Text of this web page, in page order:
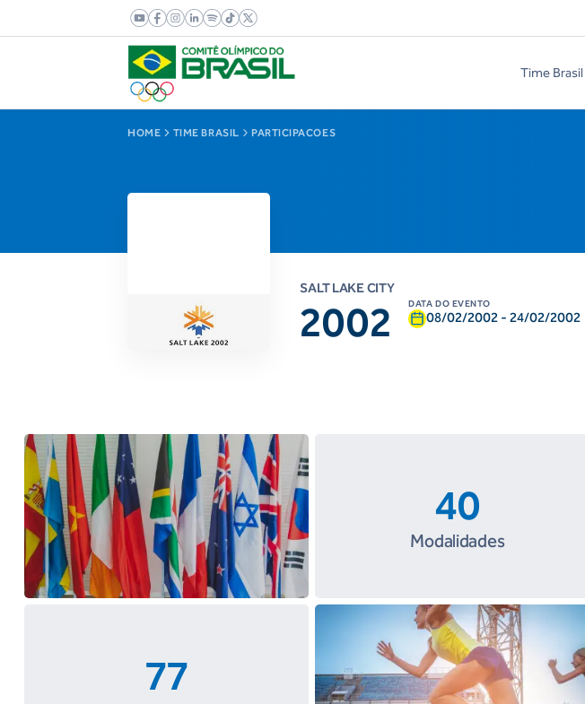
Time Brasil
HOME TIME BRASIL PARTICIPACOES
SALT LAKE CITY
2002 DATA DO EVENTO
08/02/2002 - 24/02/2002
40
Modalidades
77